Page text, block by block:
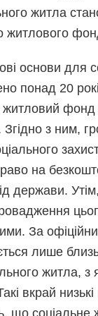
житла
житлового
основи для
понад 20
фонд
з ним,
на
держави.
За
лише
житла, з
вкрай
що соціальне